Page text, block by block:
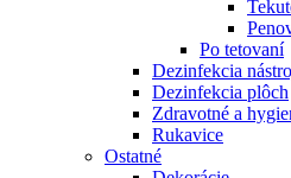
Po tetovaní
Dezinfekcia
Dezinfekcia plôch
Zdravotné a
Rukavice
Ostatné